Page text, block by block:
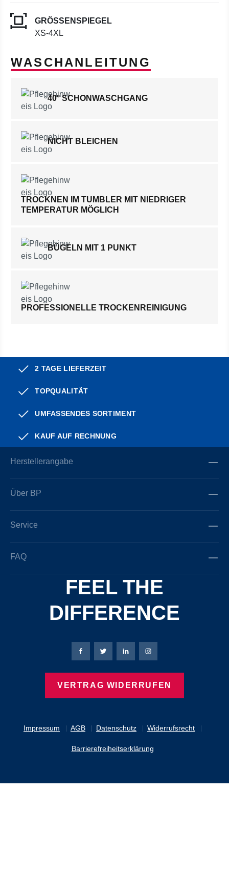
GRÖSSENSPIEGEL
XS-4XL
WASCHANLEITUNG
40° SCHONWASCHGANG
NICHT BLEICHEN
TROCKNEN IM TUMBLER MIT NIEDRIGER
TEMPERATUR MÖGLICH
BÜGELN MIT 1 PUNKT
PROFESSIONELLE TROCKENREINIGUNG
2 TAGE LIEFERZEIT
TOPQUALITÄT
UMFASSENDES SORTIMENT
KAUF AUF RECHNUNG
Herstellerangabe
Über BP
Service
FAQ
FEEL THE
DIFFERENCE
Impressum AGB Datenschutz Widerrufsrecht
Barrierefreiheitserklärung
Bierbaum-Proenen Facebook-Seite
Bierbaum-Proenen Twitter Seite
Bierbaum-Proenen LinkedIn
Bierbaum-Proenen
VERTRAG WIDERRUFEN